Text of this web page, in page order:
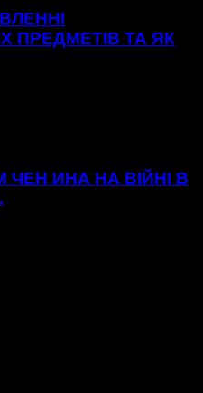
ПРЕДМЕТІВ ТА ЯК
ЧЕН ИНА НА ВІЙНІ В